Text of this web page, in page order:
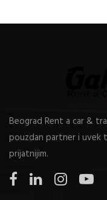
Beograd Rent a car &
pouzdan partner i uvek
prijatnijim.